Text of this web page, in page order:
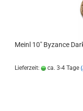
Meinl 10" Byzance
Lieferzeit: ca. 3-4 Tage